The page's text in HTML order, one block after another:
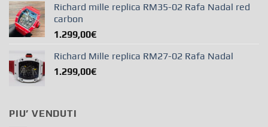
Richard mille replica RM35-02 Rafa Nadal red
carbon
1.299,00€
Richard Mille replica RM27-02 Rafa Nadal
1.299,00€
PIU’ VENDUTI